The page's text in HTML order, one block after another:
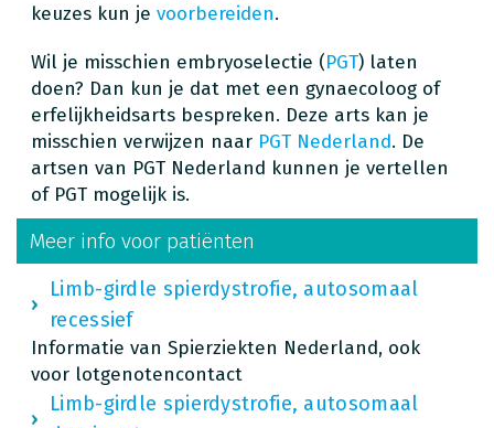
keuzes kun je voorbereiden.
Wil je misschien embryoselectie (PGT) laten
doen? Dan kun je dat met een gynaecoloog of
erfelijkheidsarts bespreken. Deze arts kan je
misschien verwijzen naar PGT Nederland. De
artsen van PGT Nederland kunnen je vertellen
of PGT mogelijk is.
Meer info voor patiënten
Limb-girdle spierdystrofie, autosomaal
recessief
Informatie van Spierziekten Nederland, ook
voor lotgenotencontact
Limb-girdle spierdystrofie, autosomaal